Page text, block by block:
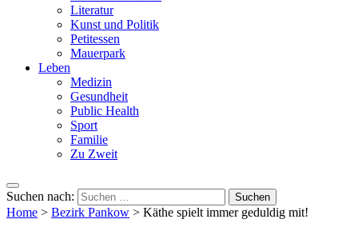
Literatur
Kunst und Politik
Petitessen
Mauerpark
Leben
Medizin
Gesundheit
Public Health
Sport
Familie
Zu Zweit
Suchen nach:
Home > Bezirk Pankow > Käthe spielt immer geduldig mit!